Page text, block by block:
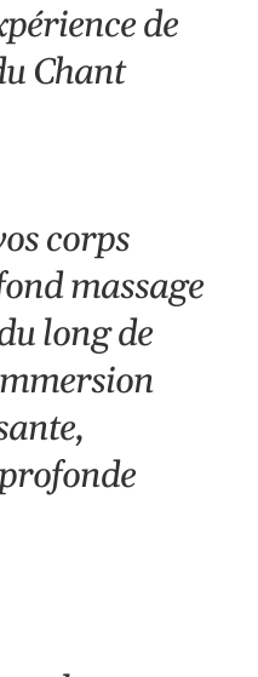
de
Chant
corps
massage
long de